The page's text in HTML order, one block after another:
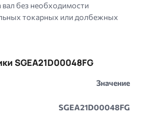
без необходимости
токарных или долбежных
SGEA21D00048FG
Значение
SGEA21D00048FG